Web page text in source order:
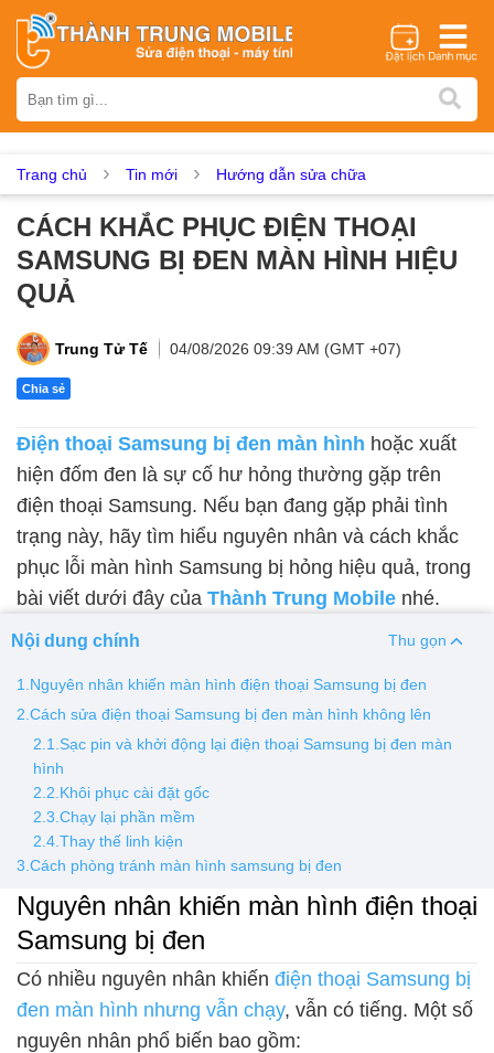
iPhone Samsung Oppo Xiaomi Realme Vivo
Nokia
Asus Sony Vertu LG Tecno
Dịch vụ sửa chữa
Thay màn hình Thay camera
Thay mic Thay rung Thay main Unlock - Mở Khoá
Màn hình Vsmart Màn hình Google Pixel
Thay pin
Pin iPhone Pin Samsumg Pin Oppo Pin Xiaomi
Pin Realme
Thay vỏ
Vỏ iPhone Vỏ Samsung Vỏ Xiaomi Vỏ Oppo
Vỏ Huawei Vỏ Vivo
Trang chủ Tin mới Hướng dẫn sửa chữa
CÁCH KHẮC PHỤC ĐIỆN THOẠI
SAMSUNG BỊ ĐEN MÀN HÌNH HIỆU
QUẢ
Trung Tử Tế 04/08/2026 09:39 AM (GMT +07)
Chia sẻ
Điện thoại Samsung bị đen màn hình hoặc xuất
hiện đốm đen là sự cố hư hỏng thường gặp trên
điện thoại Samsung. Nếu bạn đang gặp phải tình
trạng này, hãy tìm hiểu nguyên nhân và cách khắc
phục lỗi màn hình Samsung bị hỏng hiệu quả, trong
bài viết dưới đây của Thành Trung Mobile nhé.
Nội dung chính Thu gọn
1.Nguyên nhân khiến màn hình điện thoại Samsung bị đen
2.Cách sửa điện thoại Samsung bị đen màn hình không lên
2.1.Sạc pin và khởi động lại điện thoại Samsung bị đen màn
hình
2.2.Khôi phục cài đặt gốc
2.3.Chạy lại phần mềm
2.4.Thay thế linh kiện
3.Cách phòng tránh màn hình samsung bị đen
Nguyên nhân khiến màn hình điện thoại
Samsung bị đen
Có nhiều nguyên nhân khiến điện thoại Samsung bị
đen màn hình nhưng vẫn chạy, vẫn có tiếng. Một số
nguyên nhân phổ biến bao gồm: